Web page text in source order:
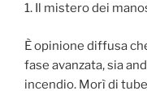
1. Il mistero dei
È opinione diffusa
fase avanzata, sia
incendio. Morì di